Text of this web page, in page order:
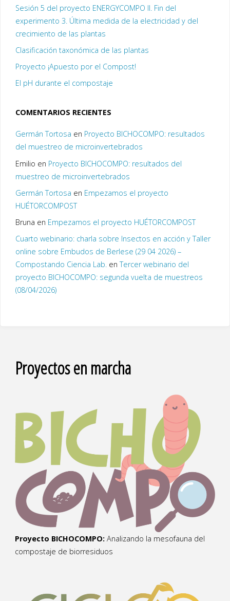
Sesión 5 del proyecto ENERGYCOMPO II. Fin del
experimento 3. Última medida de la electricidad y del
crecimiento de las plantas
Clasificación taxonómica de las plantas
Proyecto ¡Apuesto por el Compost!
El pH durante el compostaje
COMENTARIOS RECIENTES
Germán Tortosa en Proyecto BICHOCOMPO: resultados
del muestreo de microinvertebrados
Emilio en Proyecto BICHOCOMPO: resultados del
muestreo de microinvertebrados
Germán Tortosa en Empezamos el proyecto
HUÉTORCOMPOST
Bruna en Empezamos el proyecto HUÉTORCOMPOST
Cuarto webinario: charla sobre Insectos en acción y Taller
online sobre Embudos de Berlese (29 04 2026) –
Compostando Ciencia Lab.enTercer webinario del
proyecto BICHOCOMPO: segunda vuelta de muestreos
(08/04/2026)
Proyectos en marcha
Proyecto BICHOCOMPO: Analizando la mesofauna del
compostaje de biorresiduos